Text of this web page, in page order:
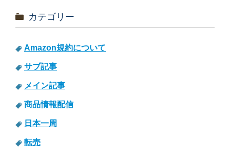
カテゴリー
Amazon規約について
サブ記事
メイン記事
商品情報配信
日本一周
転売